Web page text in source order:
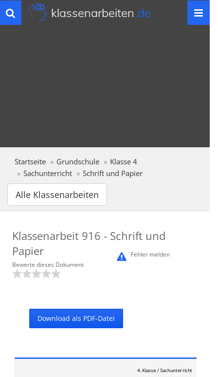
Toggle
navigation
klassenarbeiten.de
Startseite Grundschule
Klasse 4
Sachunterricht
Schrift und Papier
Alle Klassenarbeiten
Klassenarbeit 916 - Schrift und
Papier
Fehler melden
Bewerte dieses Dokument
Download als PDF-Datei
4. Klasse / Sachunterricht